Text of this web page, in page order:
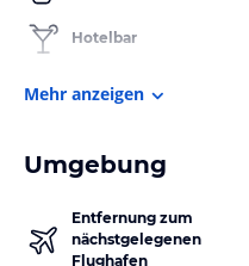
Hotelbar
Mehr anzeigen
Umgebung
Entfernung zum
nächstgelegenen
Flughafen